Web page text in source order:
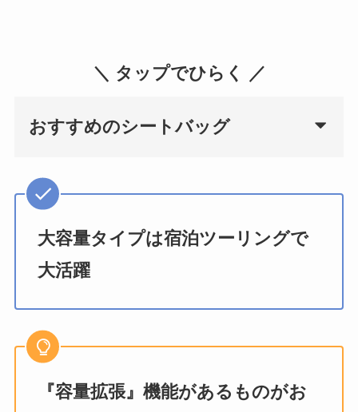
＼ タップでひらく ／
おすすめのシートバッグ
大容量タイプは宿泊ツーリングで
大活躍
『容量拡張』機能があるものがお